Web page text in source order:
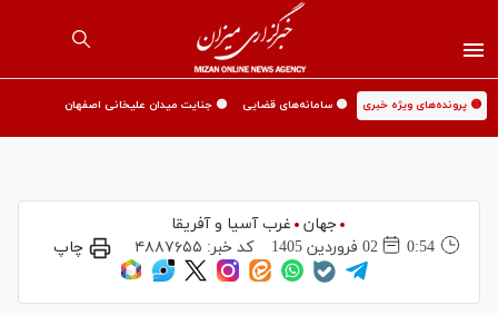
🟡 پرونده‌های ویژه خبری 🟡 سامانه‌های قضایی 🟡 جنایت میدان علیخانی اصفهان
جهان
غرب آسیا و آفریقا
0:54
02 فروردين 1405 کد خبر: ۴۸۸۷۶۵۵ چاپ